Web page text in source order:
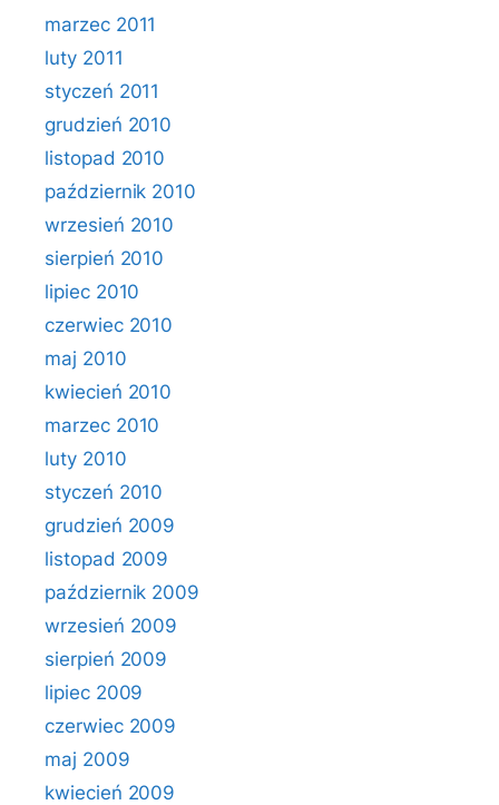
marzec 2011
luty 2011
styczeń 2011
grudzień 2010
listopad 2010
październik 2010
wrzesień 2010
sierpień 2010
lipiec 2010
czerwiec 2010
maj 2010
kwiecień 2010
marzec 2010
luty 2010
styczeń 2010
grudzień 2009
listopad 2009
październik 2009
wrzesień 2009
sierpień 2009
lipiec 2009
czerwiec 2009
maj 2009
kwiecień 2009